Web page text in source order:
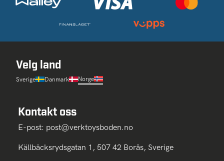
Velg land
Sverige Danmark Norge
Kontakt oss
E-post: post@verktoysboden.no
Källbäcksrydsgatan 1, 507 42 Borås, Sverige